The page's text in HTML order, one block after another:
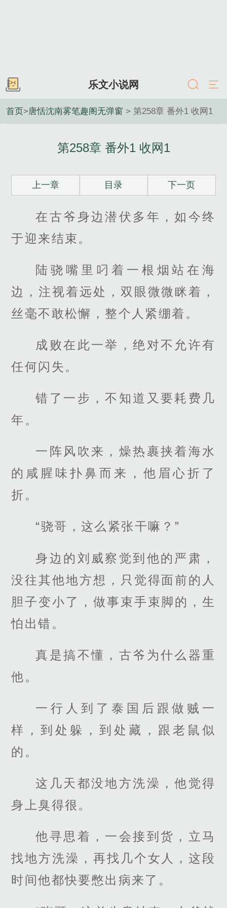
乐文小说网
首页>唐恬沈南雾笔趣阁无弹窗 > 第258章 番外1 收网1
第258章 番外1 收网1
上一章 目录 下一页
在古爷身边潜伏多年，如今终
于迎来结束。
陆骁嘴里叼着一根烟站在海
边，注视着远处，双眼微微眯着，
丝毫不敢松懈，整个人紧绷着。
成败在此一举，绝对不允许有
任何闪失。
错了一步，不知道又要耗费几
年。
一阵风吹来，燥热裹挟着海水
的咸腥味扑鼻而来，他眉心折了
折。
“骁哥，这么紧张干嘛？”
身边的刘威察觉到他的严肃，
没往其他地方想，只觉得面前的人
胆子变小了，做事束手束脚的，生
怕出错。
真是搞不懂，古爷为什么器重
他。
一行人到了泰国后跟做贼一
样，到处躲，到处藏，跟老鼠似
的。
这几天都没地方洗澡，他觉得
身上臭得很。
他寻思着，一会接到货，立马
找地方洗澡，再找几个女人，这段
时间他都快要憋出病来了。